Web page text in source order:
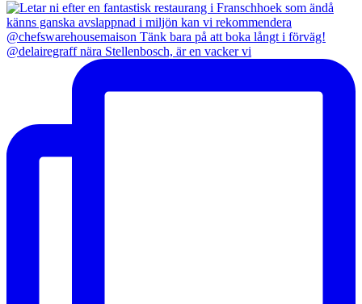
@delairegraff nära Stellenbosch, är en vacker vi